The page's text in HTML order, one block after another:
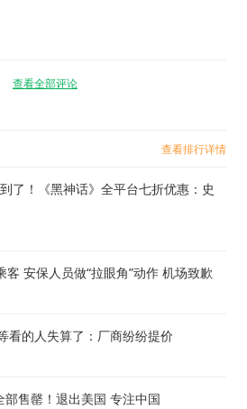
查看全部评论
查看排行详情
了！《黑神话》全平台七折优惠：史
安保人员做“拉眼角”动作 机场致歉
看的人失算了：厂商纷纷提价
售罄！退出美国 专注中国